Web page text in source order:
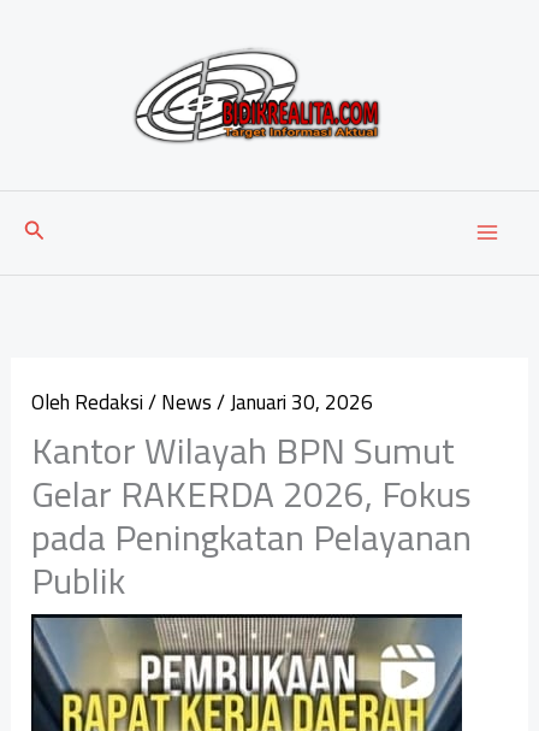
Cari
OlehRedaksi/News/Januari 30, 2026
Kantor Wilayah BPN Sumut
Gelar RAKERDA 2026, Fokus
pada Peningkatan Pelayanan
Publik